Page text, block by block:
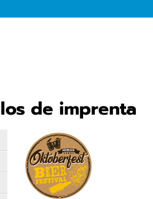
de imprenta